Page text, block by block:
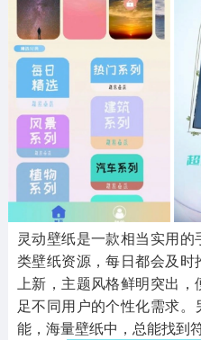
三国游戏
3931款应用
我
69
981款应用
末
游戏攻略
63款应用
软
灵动壁纸是一款相当实用
类壁纸资源，每日都会及
上新，主题风格鲜明突出
足不同用户的个性化需求
能，海量壁纸中，总能找到